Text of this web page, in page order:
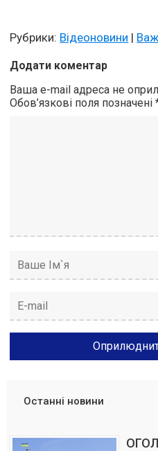
Рубрики: Відеоновини |
Додати коментар
Ваша e-mail адреса не
Обов’язкові поля позначені
Останні новини